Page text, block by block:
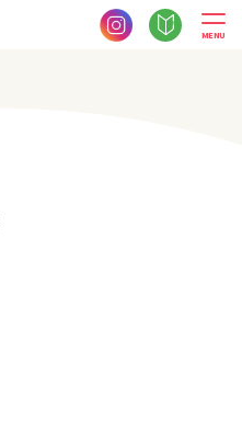
MENU